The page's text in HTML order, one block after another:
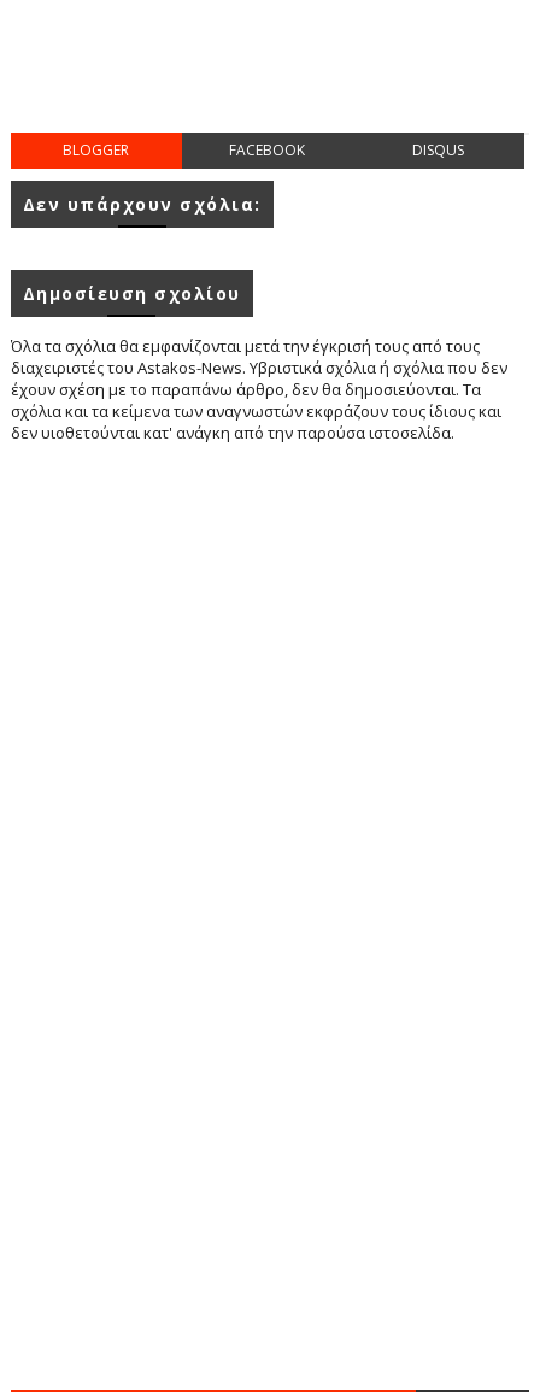
BLOGGER FACEBOOK DISQUS
Δεν υπάρχουν σχόλια:
Δημοσίευση σχολίου
Όλα τα σχόλια θα εμφανίζονται μετά την έγκρισή τους από τους
διαχειριστές του Astakos-News. Υβριστικά σχόλια ή σχόλια που δεν
έχουν σχέση με το παραπάνω άρθρο, δεν θα δημοσιεύονται. Τα
σχόλια και τα κείμενα των αναγνωστών εκφράζουν τους ίδιους και
δεν υιοθετούνται κατ' ανάγκη από την παρούσα ιστοσελίδα.